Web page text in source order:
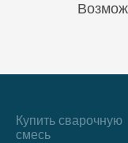
Купить сварочную
смесь